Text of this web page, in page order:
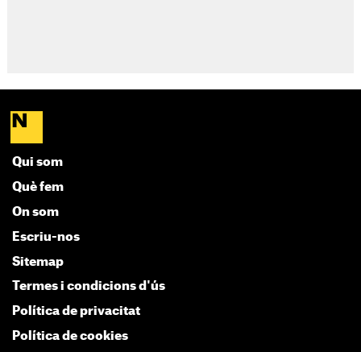
Qui som
Què fem
On som
Escriu-nos
Sitemap
Termes i condicions d'ús
Política de privacitat
Política de cookies